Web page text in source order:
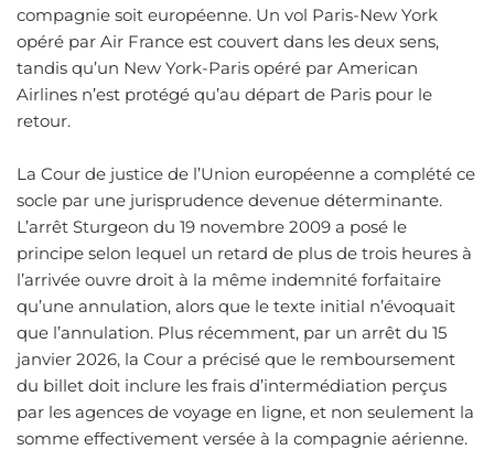
compagnie soit européenne. Un vol Paris-New York
opéré par Air France est couvert dans les deux sens,
tandis qu’un New York-Paris opéré par American
Airlines n’est protégé qu’au départ de Paris pour le
retour.
La Cour de justice de l’Union européenne a complété ce
socle par une jurisprudence devenue déterminante.
L’arrêt Sturgeon du 19 novembre 2009 a posé le
principe selon lequel un retard de plus de trois heures à
l’arrivée ouvre droit à la même indemnité forfaitaire
qu’une annulation, alors que le texte initial n’évoquait
que l’annulation. Plus récemment, par un arrêt du 15
janvier 2026, la Cour a précisé que le remboursement
du billet doit inclure les frais d’intermédiation perçus
par les agences de voyage en ligne, et non seulement la
somme effectivement versée à la compagnie aérienne.